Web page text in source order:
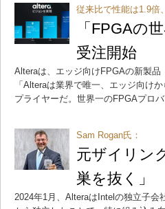
従来比で性能は1.9倍
「FPGAの
受注開始
Alteraは、エッジ向けFPGAの新製
「Alteraは業界で唯一、エッジ向け
プライヤーだ。世界一のFPGAプロ
Sam Rogan氏：
元ザイリン
巣を抜く」
2024年1月、AlteraはIntelの独立子